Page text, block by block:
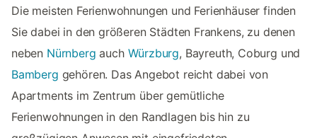
Die meisten Ferienwohnungen und Ferienhäuser finden
Sie dabei in den größeren Städten Frankens, zu denen
neben Nürnberg auch Würzburg, Bayreuth, Coburg und
Bamberg gehören. Das Angebot reicht dabei von
Apartments im Zentrum über gemütliche
Ferienwohnungen in den Randlagen bis hin zu